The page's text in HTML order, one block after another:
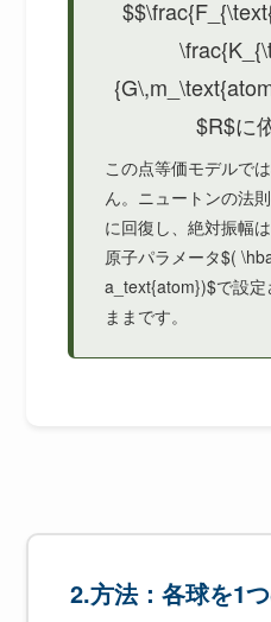
$R$に
この点等価モデルで
ん。ニュートンの法
に回復し、絶対振幅
原子パラメータ$(
a_text{atom})$で設
ままです。
2.方法：各球を1